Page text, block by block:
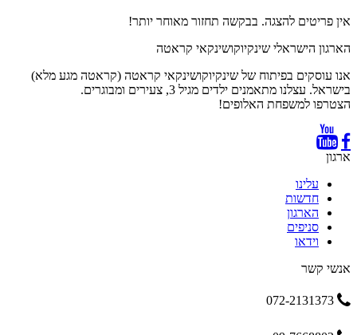
אין פריטים להצגה. בבקשה תחזור מאוחר יותר!
הארגון הישראלי שינקיוקושינקאי קראטה
אנו עוסקים בפיתוח של שינקיוקושינקאי קראטה (קראטה מגע מלא)
בישראל. עצלנו מתאמנים ילדים מגיל 3, צעירים ומבוגרים.
הצטרפו למשפחת האלופים!
ארגון
עלינו
חדשות
הארגון
סניפים
וידאו
אנשי קשר